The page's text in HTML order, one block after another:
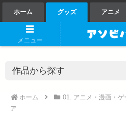
ホーム グッズ アニメ
ホーム 01. アニメ・漫画・ゲ
ア
メニュー